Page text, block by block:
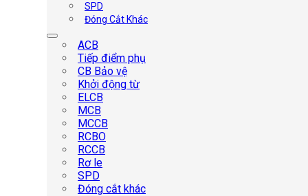
SPD
Đóng Cắt Khác
ACB
Tiếp điểm phụ
CB Bảo vệ
Khởi động từ
ELCB
MCB
MCCB
RCBO
RCCB
Rơ le
SPD
Đóng cắt khác